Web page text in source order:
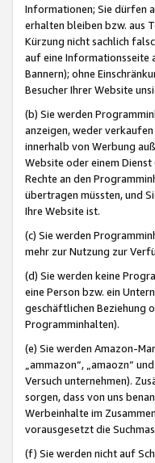
Informationen; Sie dürfen
erhalten bleiben bzw. aus
Kürzung nicht sachlich
auf eine Informationsseite
Bannern); ohne
Besucher Ihrer Website
(b) Sie werden
anzeigen, weder
innerhalb von Werbung
Website oder einem
Rechte an den
übertragen müssten, und
Ihre Website ist.
(c) Sie werden
mehr zur Nutzung zur
(d) Sie werden keine
eine Person bzw. ein
geschäftlichen Beziehung
Programminhalten).
(e) Sie werden Amazon-
„ammazon“, „amaozn“
Versuch unternehmen).
sorgen, dass von uns
Werbeinhalte im
vorausgesetzt die
(f) Sie werden nicht auf